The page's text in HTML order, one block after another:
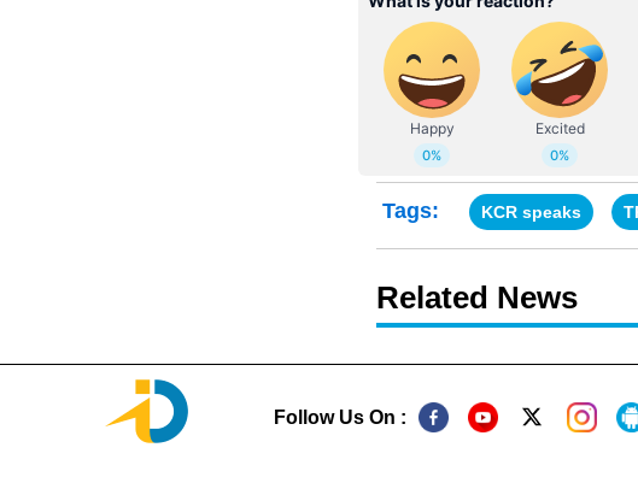
Tags: KCR speaks
Related News
Follow Us On :